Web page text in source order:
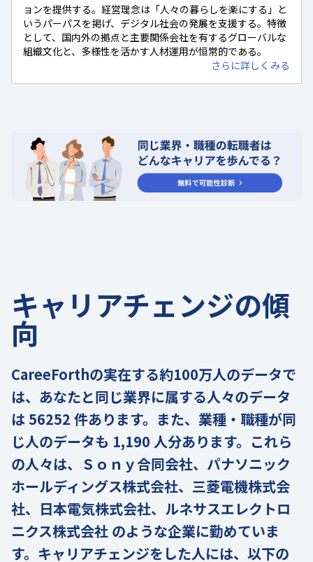
ョンを提供する。経営理念は「人々の暮らしを楽にする」と
いうパーパスを掲げ、デジタル社会の発展を支援する。特徴
として、国内外の拠点と主要関係会社を有するグローバルな
組織文化と、多様性を活かす人材運用が恒常的である。
さらに詳しくみる
キャリアチェンジの傾
向
CareeForthの実在する約100万人のデータで
は、あなたと同じ業界に属する人々のデータ
は 56252 件あります。また、業種・職種が同
じ人のデータも 1,190 人分あります。これら
の人々は、Ｓｏｎｙ合同会社、パナソニック
ホールディングス株式会社、三菱電機株式会
社、日本電気株式会社、ルネサスエレクトロ
ニクス株式会社 のような企業に勤めていま
す。キャリアチェンジをした人には、以下の